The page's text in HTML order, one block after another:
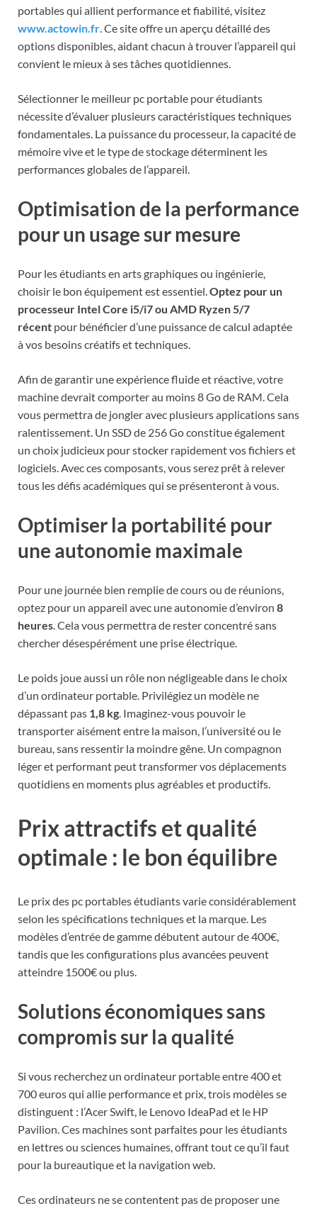
portables qui allient performance et fiabilité, visitez
www.actowin.fr . Ce site offre un aperçu détaillé des
options disponibles, aidant chacun à trouver l’appareil qui
convient le mieux à ses tâches quotidiennes.
Sélectionner le meilleur pc portable pour étudiants
nécessite d’évaluer plusieurs caractéristiques techniques
fondamentales. La puissance du processeur, la capacité de
mémoire vive et le type de stockage déterminent les
performances globales de l’appareil.
Optimisation de la performance
pour un usage sur mesure
Pour les étudiants en arts graphiques ou ingénierie,
choisir le bon équipement est essentiel.Optez pour un
processeur Intel Core i5/i7 ou AMD Ryzen 5/7
récent pour bénéficier d’une puissance de calcul adaptée
à vos besoins créatifs et techniques.
Afin de garantir une expérience fluide et réactive, votre
machine devrait comporter au moins 8 Go de RAM. Cela
vous permettra de jongler avec plusieurs applications sans
ralentissement. Un SSD de 256 Go constitue également
un choix judicieux pour stocker rapidement vos fichiers et
logiciels. Avec ces composants, vous serez prêt à relever
tous les défis académiques qui se présenteront à vous.
Optimiser la portabilité pour
une autonomie maximale
Pour une journée bien remplie de cours ou de réunions,
optez pour un appareil avec une autonomie d’environ 8
heures. Cela vous permettra de rester concentré sans
chercher désespérément une prise électrique.
Le poids joue aussi un rôle non négligeable dans le choix
d’un ordinateur portable. Privilégiez un modèle ne
dépassant pas 1,8 kg. Imaginez-vous pouvoir le
transporter aisément entre la maison, l’université ou le
bureau, sans ressentir la moindre gêne. Un compagnon
léger et performant peut transformer vos déplacements
quotidiens en moments plus agréables et productifs.
Prix attractifs et qualité
optimale : le bon équilibre
Le prix des pc portables étudiants varie considérablement
selon les spécifications techniques et la marque. Les
modèles d’entrée de gamme débutent autour de 400€,
tandis que les configurations plus avancées peuvent
atteindre 1500€ ou plus.
Solutions économiques sans
compromis sur la qualité
Si vous recherchez un ordinateur portable entre 400 et
700 euros qui allie performance et prix, trois modèles se
distinguent : l’Acer Swift, le Lenovo IdeaPad et le HP
Pavilion. Ces machines sont parfaites pour les étudiants
en lettres ou sciences humaines, offrant tout ce qu’il faut
pour la bureautique et la navigation web.
Ces ordinateurs ne se contentent pas de proposer une